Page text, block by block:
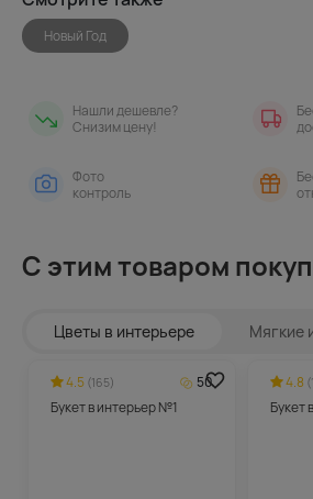
Новый Год
Нашли дешевле?
Снизим цену!
Фото
контроль
С этим товаром
Цветы в интерьере Мягкие
4.5 (165)
50
Букет в интерьер №1
4.8
Букет